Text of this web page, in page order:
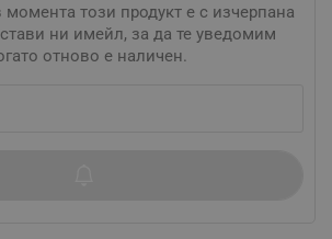
този продукт е с изчерпана
ни имейл, за да те уведомим
отново е наличен.